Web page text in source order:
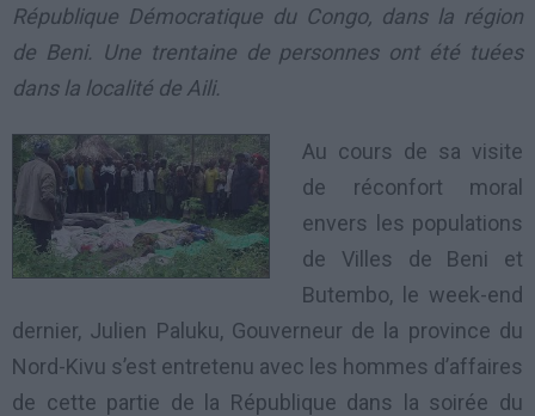
République Démocratique du Congo, dans la région
de Beni. Une trentaine de personnes ont été tuées
dans la localité de Aili.
Au cours de sa visite
de réconfort moral
envers les populations
de Villes de Beni et
Butembo, le week-end
dernier, Julien Paluku, Gouverneur de la province du
Nord-Kivu s’est entretenu avec les hommes d’affaires
de cette partie de la République dans la soirée du